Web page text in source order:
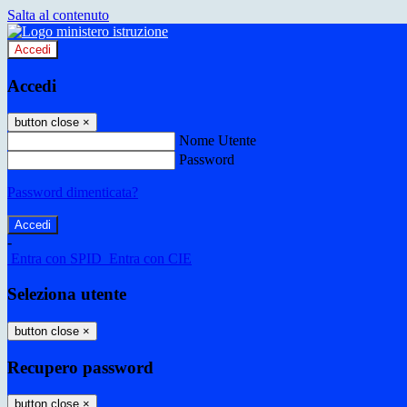
Salta al contenuto
Accedi
Accedi
button close ×
Nome Utente
Password
Password dimenticata?
-
Entra con SPID Entra con CIE
Seleziona utente
button close ×
Recupero password
button close ×